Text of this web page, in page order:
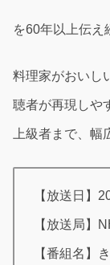
を60年以上伝え
料理家がおいし
聴者が再現しや
上級者まで、
【放送日】
【放送局】
【番組名】